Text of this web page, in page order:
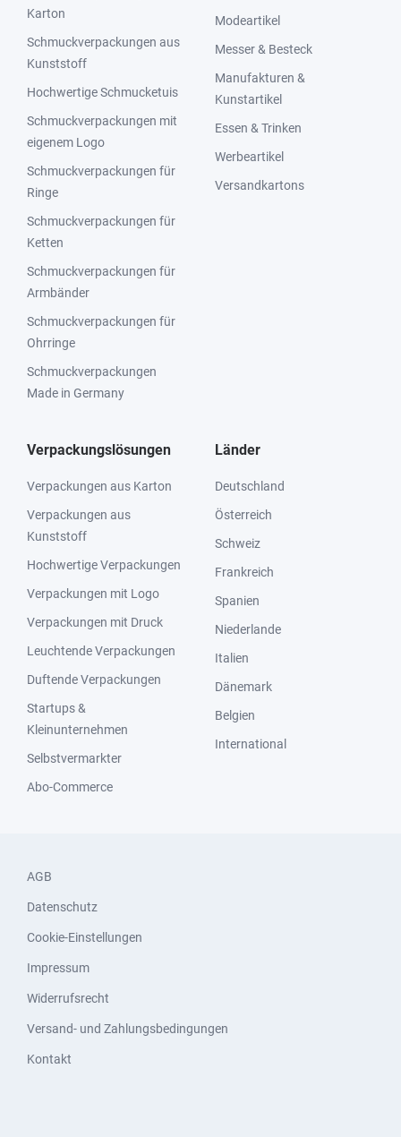
Karton
Schmuckverpackungen aus
Kunststoff
Hochwertige Schmucketuis
Schmuckverpackungen mit
eigenem Logo
Schmuckverpackungen für
Ringe
Schmuckverpackungen für
Ketten
Schmuckverpackungen für
Armbänder
Schmuckverpackungen für
Ohrringe
Schmuckverpackungen
Made in Germany
Modeartikel
Messer & Besteck
Manufakturen &
Kunstartikel
Essen & Trinken
Werbeartikel
Versandkartons
Verpackungslösungen
Verpackungen aus Karton
Verpackungen aus
Kunststoff
Hochwertige Verpackungen
Verpackungen mit Logo
Verpackungen mit Druck
Leuchtende Verpackungen
Duftende Verpackungen
Startups &
Kleinunternehmen
Selbstvermarkter
Abo-Commerce
Länder
Deutschland
Österreich
Schweiz
Frankreich
Spanien
Niederlande
Italien
Dänemark
Belgien
International
AGB
Datenschutz
Cookie-Einstellungen
Impressum
Widerrufsrecht
Versand- und Zahlungsbedingungen
Kontakt